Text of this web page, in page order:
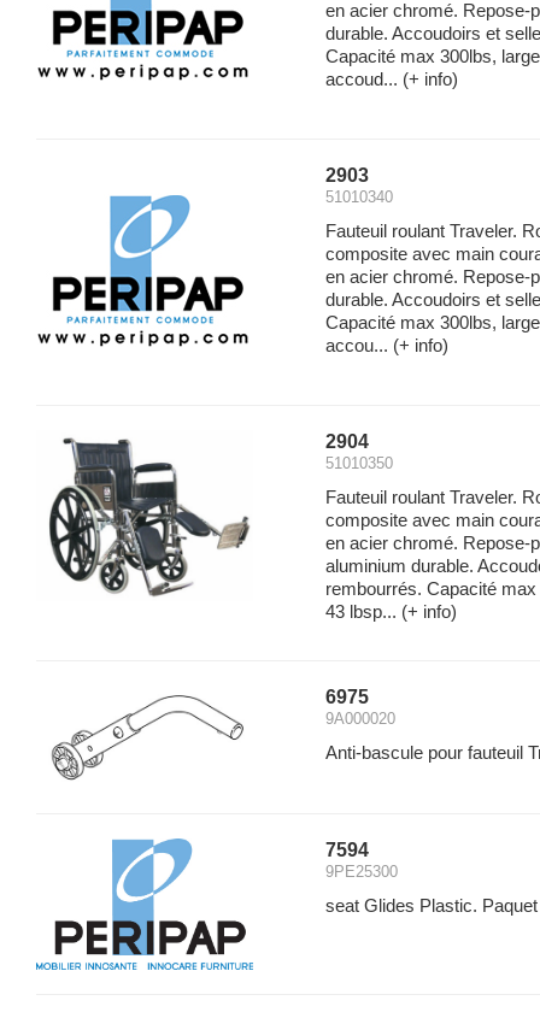
en acier chromé. Repose-
durable. Accoudoirs et
Capacité max 300lbs,
accoud... (+ info)
2903
51010340
Fauteuil roulant Traveler.
composite avec main
en acier chromé. Repose-
durable. Accoudoirs et
Capacité max 300lbs,
accou... (+ info)
2904
51010350
Fauteuil roulant Traveler.
composite avec main
en acier chromé. Repose-
aluminium durable.
rembourrés. Capacité
43 lbsp... (+ info)
6975
9A000020
Anti-bascule pour fauteuil
7594
9PE25300
seat Glides Plastic.